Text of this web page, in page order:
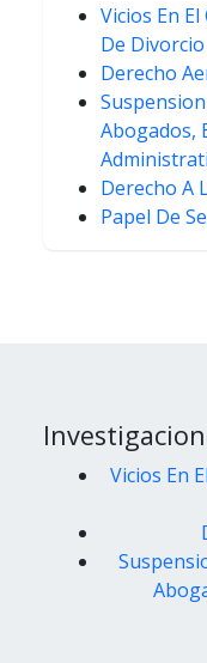
Vicios En
De Divorcio
Derecho
Abogados,
Derecho A
Papel De
Vicios En